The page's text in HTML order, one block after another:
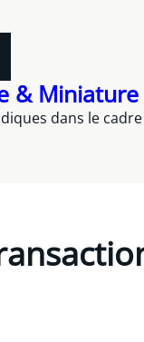
&
dans le